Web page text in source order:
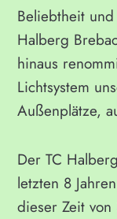
Beliebtheit
Halberg
hinaus
Lichtsystem
Außenplätze,
Der TC
letzten 8
dieser Zeit